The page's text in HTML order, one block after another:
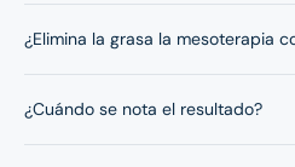
¿Elimina la grasa la mesoterapia
¿Cuándo se nota el resultado?